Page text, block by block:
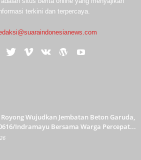
terkini dan terpercaya.
Wujudkan Jembatan Beton Garuda,
Indramayu Bersama Warga Percepat...